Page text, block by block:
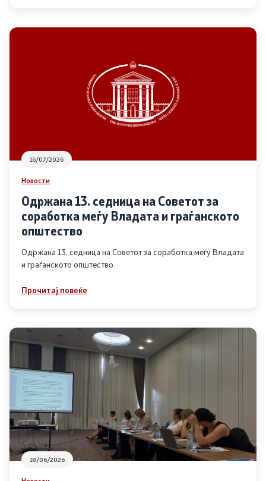
Извештаи
Список на ОЈИ
Контакт
Контакт
Линкови
Изјава за пристапност
Со еден клик до сите услуги
16/07/2026
Новости
Одржана 13. седница на Советот за
соработка меѓу Владата и граѓанското
општество
Одржана 13. седница на Советот за соработка меѓу Владата
и граѓанското општество
Прочитај повеќе
18/06/2026